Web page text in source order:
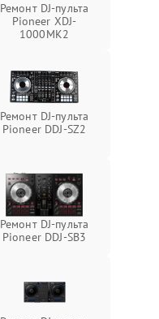
Ремонт DJ-пульта
Pioneer XDJ-
1000MK2
Ремонт DJ-пульта
Pioneer DDJ-SZ2
Ремонт DJ-пульта
Pioneer DDJ-SB3